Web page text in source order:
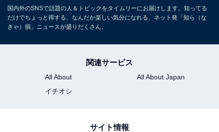
国内外のSNSで話題の人＆トピックをタイムリーにお届けします。知ってる
だけでちょっと得する、なんだか楽しい気分になれる、ネット発「知ら（な
きゃ）損」ニュースが盛りだくさん。
関連サービス
All About
All About Japan
イチオシ
サイト情報